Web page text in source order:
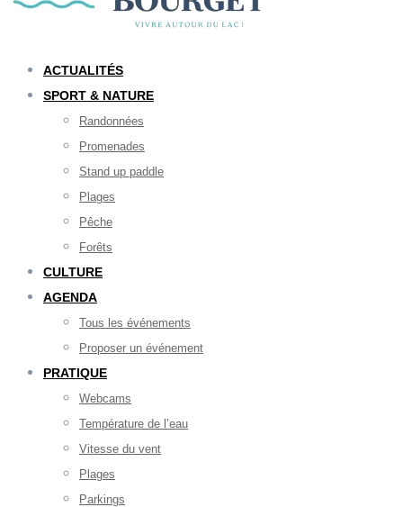
ACTUALITÉS
SPORT & NATURE
Randonnées
Promenades
Stand up paddle
Plages
Pêche
Forêts
CULTURE
AGENDA
Tous les événements
Proposer un événement
PRATIQUE
Webcams
Température de l’eau
Vitesse du vent
Plages
Parkings